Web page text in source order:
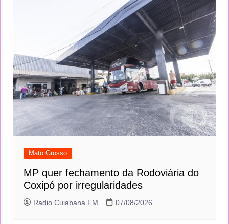
Mato Grosso
MP quer fechamento da Rodoviária do
Coxipó por irregularidades
Radio Cuiabana FM 07/08/2026